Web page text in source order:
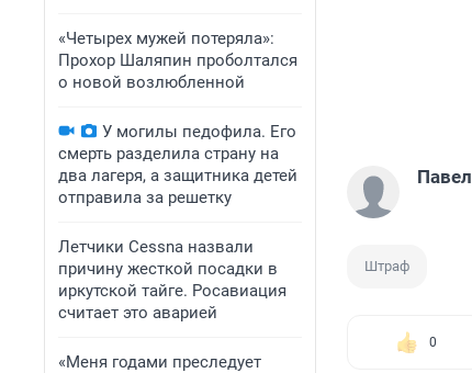
«Четырех мужей потеряла»:
Прохор Шаляпин проболтался
о новой возлюбленной
У могилы педофила. Его
смерть разделила страну на
два лагеря, а защитника детей
отправила за решетку
Летчики Cessna назвали
причину жесткой посадки в
иркутской тайге. Росавиация
считает это аварией
«Меня годами преследует
Штраф
0